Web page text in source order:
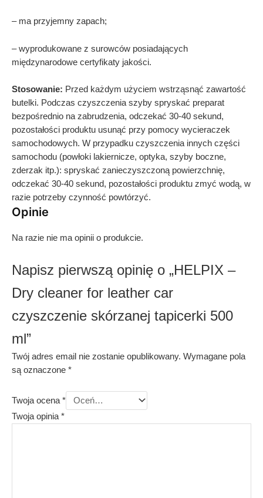
– ma przyjemny zapach;
– wyprodukowane z surowców posiadających
międzynarodowe certyfikaty jakości.
Stosowanie: Przed każdym użyciem wstrząsnąć zawartość
butelki. Podczas czyszczenia szyby spryskać preparat
bezpośrednio na zabrudzenia, odczekać 30-40 sekund,
pozostałości produktu usunąć przy pomocy wycieraczek
samochodowych. W przypadku czyszczenia innych części
samochodu (powłoki lakiernicze, optyka, szyby boczne,
zderzak itp.): spryskać zanieczyszczoną powierzchnię,
odczekać 30-40 sekund, pozostałości produktu zmyć wodą, w
razie potrzeby czynność powtórzyć.
Opinie
Na razie nie ma opinii o produkcie.
Napisz pierwszą opinię o „HELPIX –
Dry cleaner for leather car
czyszczenie skórzanej tapicerki 500
ml”
Twój adres email nie zostanie opublikowany. Wymagane pola
są oznaczone *
Twoja ocena *
Twoja opinia*